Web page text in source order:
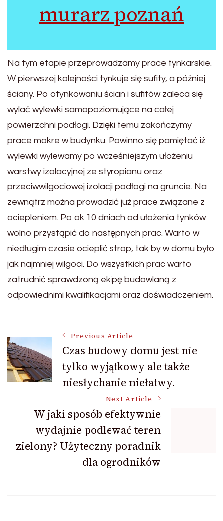
murarz poznań
Na tym etapie przeprowadzamy prace tynkarskie.
W pierwszej kolejności tynkuje się sufity, a później
ściany. Po otynkowaniu ścian i sufitów zaleca się
wylać wylewki samopoziomujące na całej
powierzchni podłogi. Dzięki temu zakończymy
prace mokre w budynku. Powinno się pamiętać iż
wylewki wylewamy po wcześniejszym ułożeniu
warstwy izolacyjnej ze styropianu oraz
przeciwwilgociowej izolacji podłogi na gruncie. Na
zewnątrz można prowadzić już prace związane z
ociepleniem. Po ok 10 dniach od ułożenia tynków
wolno przystąpić do następnych prac. Warto w
niedługim czasie ocieplić strop, tak by w domu było
jak najmniej wilgoci. Do wszystkich prac warto
zatrudnić sprawdzoną ekipę budowlaną z
odpowiednimi kwalifikacjami oraz doświadczeniem.
Post
Navigation
Previous Article
Czas budowy domu jest nie
tylko wyjątkowy ale także
niesłychanie niełatwy.
Next Article
W jaki sposób efektywnie
wydajnie podlewać teren
zielony? Użyteczny poradnik
dla ogrodników